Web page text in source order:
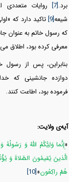
برد.[7] روایات
شیعه[9]
تاکید دارد که
که رسول خاتم به عنوان
معرفی کرده بود، اطلاق
بنابراین، پس از رسول
دوازده جانشینی که
فرموده بود، اطاعت کنند.
آیه‌ی ولایت:
«إِنَّما وَلِیُّکُمُ اللَّهُ وَ رَسُولُهُ
الَّذینَ یُقیمُونَ الصَّلاۃَ وَ
هُمْ راکِعُون»
[10]